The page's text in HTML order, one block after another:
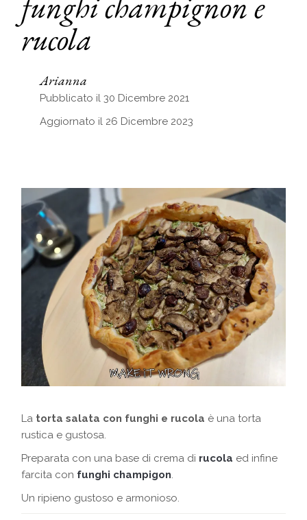
rucola
Arianna
Pubblicato il 30 Dicembre 2021
Aggiornato il 26 Dicembre 2023
La torta salata con funghi e rucola è una torta
rustica e gustosa.
Preparata con una base di crema di rucola ed infine
farcita con funghi champigon.
Un ripieno gustoso e armonioso.